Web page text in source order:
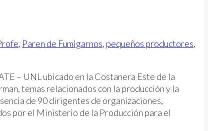
, Paren de Fumigarnos, pequeños productores,
– UNL ubicado en la Costanera Este de la
temas relacionados con la producción y la
de 90 dirigentes de organizaciones,
por el Ministerio de la Producción para el